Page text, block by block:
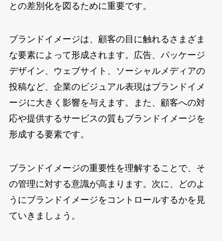
との差別化を図るために重要です。
ブランドイメージは、顧客の目に触れるさまざま
な要素によって形成されます。広告、パッケージ
デザイン、ウェブサイト、ソーシャルメディアの
投稿など、企業のビジュアル表現はブランドイメ
ージに大きく影響を与えます。また、顧客への対
応や提供するサービスの質もブランドイメージを
形成する要素です。
ブランドイメージの重要性を理解することで、そ
の管理に対する意識が高まります。次に、どのよ
うにブランドイメージをコントロールするかを見
ていきましょう。